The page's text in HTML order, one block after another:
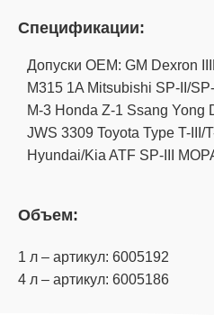
Спецификации:
Допуски OEM: GM Dexron
M315 1A Mitsubishi SP-II/
M-3 Honda Z-1 Ssang Yong
JWS 3309 Toyota Type T-III/
Hyundai/Kia ATF SP-III
Объем:
1 л – артикул: 6005192
4 л – артикул: 6005186